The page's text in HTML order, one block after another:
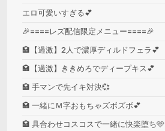
エロ可愛いすぎる💕
🎉====レズ配信限定メニュー====🎉
🏩【過激】2人で濃厚ディルドフェラ💕
🏩【過激】ききめろでディープキス💕
🏩 手マンで先イキ対決💞
🏩 一緒にＭ字おもちゃズボズボ💕
🏩 具合わせコスコスで一緒に快楽堕ち🩵